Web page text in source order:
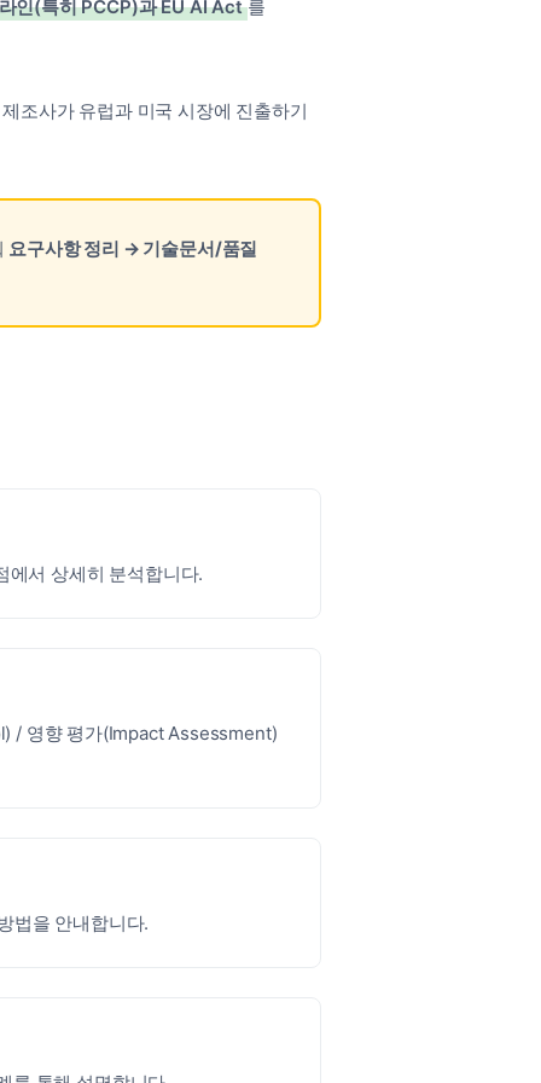
인(특히 PCCP)과 EU AI Act 를
조사가 유럽과 미국 시장에 진출하기
요구사항 정리 → 기술문서/품질
에서 상세히 분석합니다.
/ 영향 평가(Impact Assessment)
법을 안내합니다.